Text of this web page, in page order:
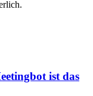
ist das